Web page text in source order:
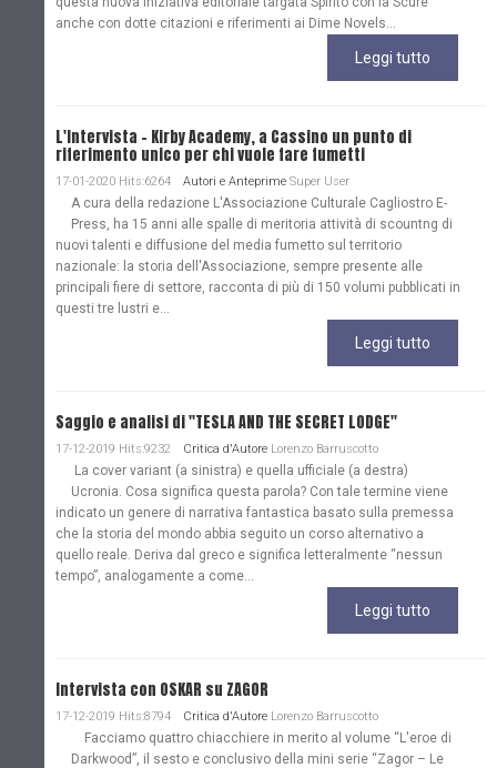
anche con dotte citazioni e riferimenti ai Dime Novels...
Leggi tutto
L'Intervista - Kirby Academy, a Cassino un punto di
riferimento unico per chi vuole fare fumetti
17-01-2020 Hits:6264 Autori e Anteprime Super User
A cura della redazione L'Associazione Culturale Cagliostro E-
Press, ha 15 anni alle spalle di meritoria attività di scountng di
nuovi talenti e diffusione del media fumetto sul territorio
nazionale: la storia dell'Associazione, sempre presente alle
principali fiere di settore, racconta di più di 150 volumi pubblicati in
questi tre lustri e...
Leggi tutto
Saggio e analisi di "TESLA AND THE SECRET LODGE"
17-12-2019 Hits:9232 Critica d'Autore Lorenzo Barruscotto
La cover variant (a sinistra) e quella ufficiale (a destra)
Ucronia. Cosa significa questa parola? Con tale termine viene
indicato un genere di narrativa fantastica basato sulla premessa
che la storia del mondo abbia seguito un corso alternativo a
quello reale. Deriva dal greco e significa letteralmente “nessun
tempo”, analogamente a come...
Leggi tutto
Intervista con OSKAR su ZAGOR
17-12-2019 Hits:8794 Critica d'Autore Lorenzo Barruscotto
Facciamo quattro chiacchiere in merito al volume “L'eroe di
Darkwood”, il sesto e conclusivo della mini serie “Zagor – Le